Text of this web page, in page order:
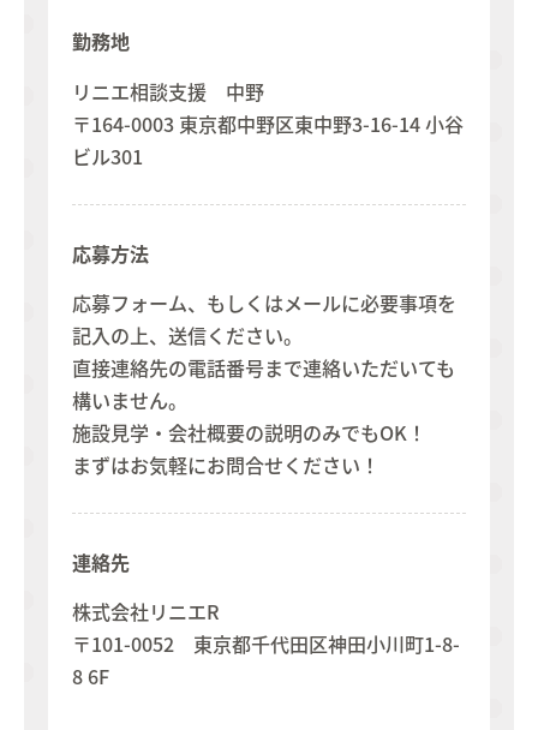
勤務地
リニエ相談支援 中野
〒164-0003 東京都中野区東中野3-16-14 小谷
ビル301
応募方法
応募フォーム、もしくはメールに必要事項を
記入の上、送信ください。
直接連絡先の電話番号まで連絡いただいても
構いません。
施設見学・会社概要の説明のみでもOK！
まずはお気軽にお問合せください！
連絡先
株式会社リニエR
〒101-0052 東京都千代田区神田小川町1-8-
8 6F